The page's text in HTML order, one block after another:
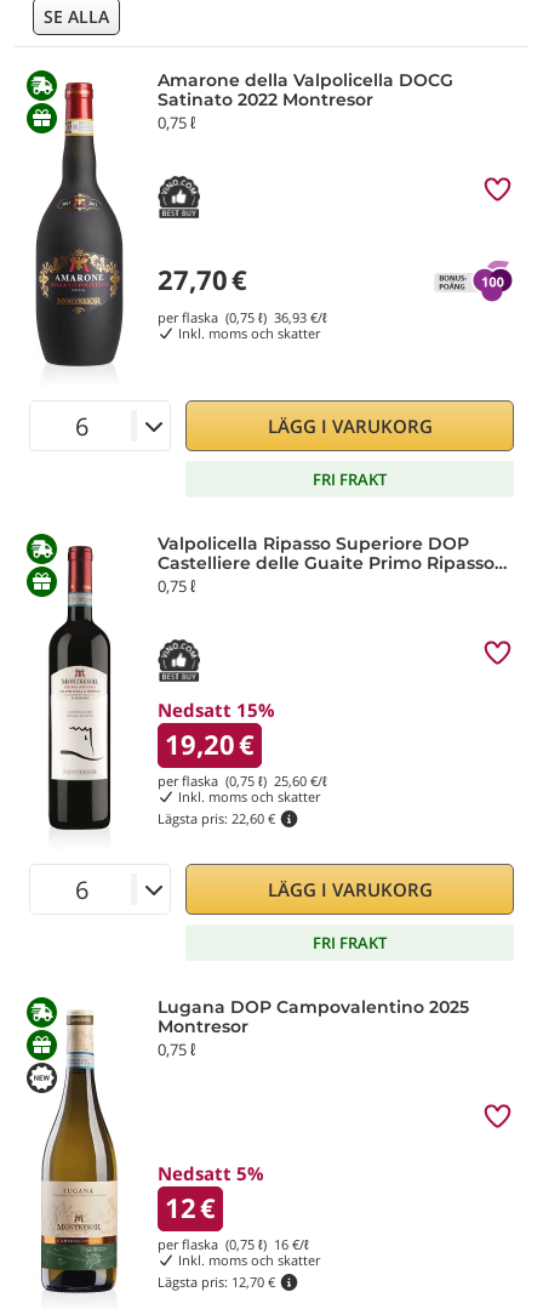
SE ALLA
Amarone della Valpolicella DOCG
Satinato 2022 Montresor
0,75 ℓ
27,70€
per flaska (0,75 ℓ) 36,93 €/ℓ
Inkl. moms och skatter
LÄGG I VARUKORG
FRI FRAKT
Valpolicella Ripasso Superiore DOP
Castelliere delle Guaite Primo Ripasso
2019 Montresor
0,75 ℓ
Nedsatt 15%
19,20€
per flaska (0,75 ℓ) 25,60 €/ℓ
Inkl. moms och skatter
Lägsta pris: 22,60 €
LÄGG I VARUKORG
FRI FRAKT
Lugana DOP Campovalentino 2025
Montresor
0,75 ℓ
Nedsatt 5%
12€
per flaska (0,75 ℓ) 16 €/ℓ
Inkl. moms och skatter
Lägsta pris: 12,70 €